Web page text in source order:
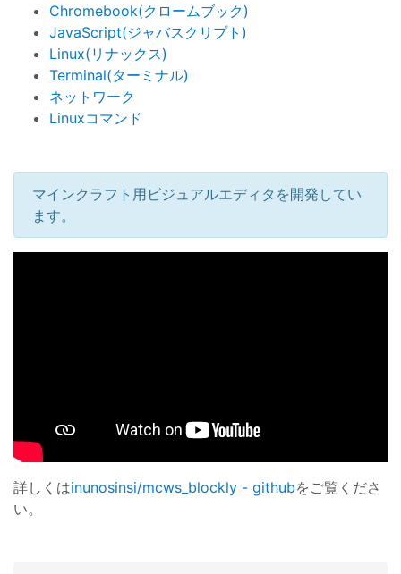
Chromebook(クロームブック)
JavaScript(ジャバスクリプト)
Linux(リナックス)
Terminal(ターミナル)
ネットワーク
Linuxコマンド
マインクラフト用ビジュアルエディタを開発してい
ます。
詳しくはinunosinsi/mcws_blockly - githubをご覧くださ
い。